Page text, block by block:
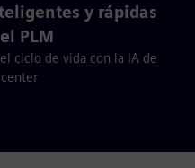
y rápidas
PLM
ciclo de vida con la IA de